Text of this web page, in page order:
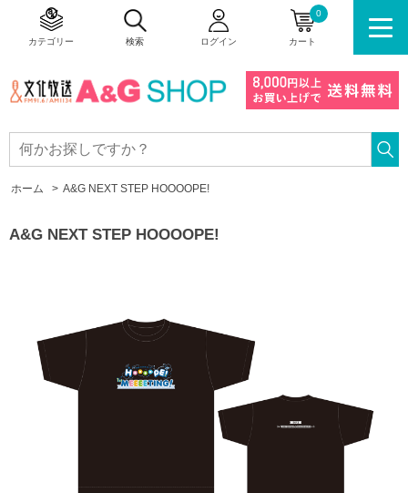
カート
0
ログイン
検索
カテゴリー
ホーム > A&G NEXT STEP HOOOOPE!
A&G NEXT STEP HOOOOPE!